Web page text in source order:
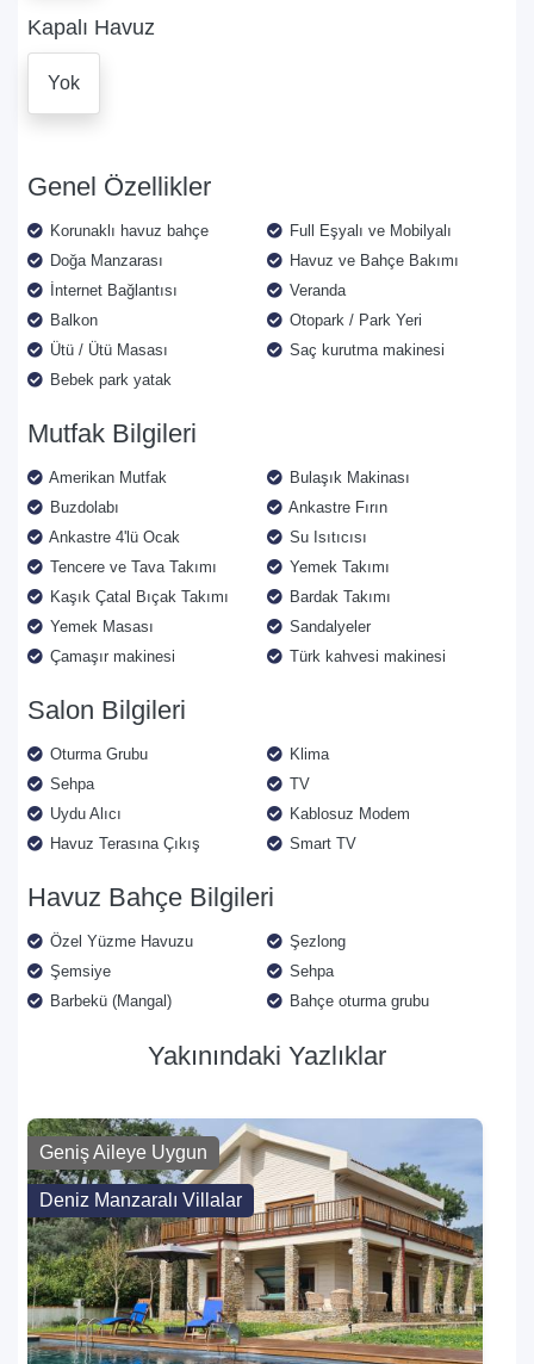
Kapalı Havuz
Yok
Genel Özellikler
Korunaklı havuz bahçe
Full Eşyalı ve Mobilyalı
Doğa Manzarası
Havuz ve Bahçe Bakımı
İnternet Bağlantısı
Veranda
Balkon
Otopark / Park Yeri
Ütü / Ütü Masası
Saç kurutma makinesi
Bebek park yatak
Mutfak Bilgileri
Amerikan Mutfak
Bulaşık Makinası
Buzdolabı
Ankastre Fırın
Ankastre 4'lü Ocak
Su Isıtıcısı
Tencere ve Tava Takımı
Yemek Takımı
Kaşık Çatal Bıçak Takımı
Bardak Takımı
Yemek Masası
Sandalyeler
Çamaşır makinesi
Türk kahvesi makinesi
Salon Bilgileri
Oturma Grubu
Klima
Sehpa
TV
Uydu Alıcı
Kablosuz Modem
Havuz Terasına Çıkış
Smart TV
Havuz Bahçe Bilgileri
Özel Yüzme Havuzu
Şezlong
Şemsiye
Sehpa
Barbekü (Mangal)
Bahçe oturma grubu
Yakınındaki Yazlıklar
Geniş Aileye Uygun
Deniz Manzaralı Villalar